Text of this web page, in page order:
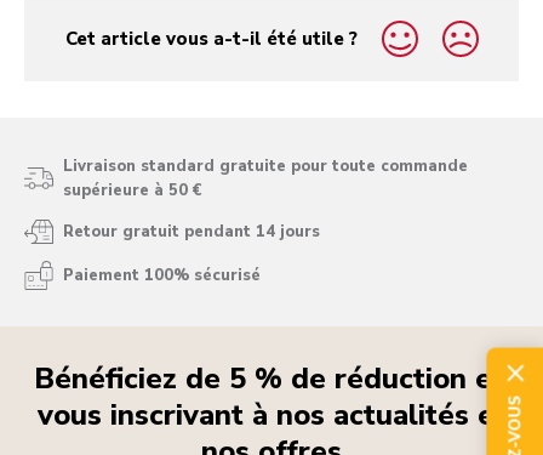
Cet article vous a-t-il été utile ?
yes
no
Livraison standard gratuite pour toute commande
supérieure à 50 €
Retour gratuit pendant 14 jours
Paiement 100% sécurisé
Bénéficiez de 5 % de réduction en
vous inscrivant à nos actualités et